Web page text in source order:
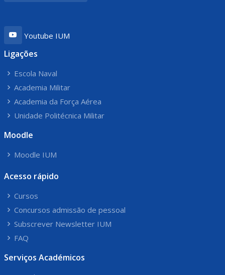
Youtube IUM
Ligações
Escola Naval
Academia Militar
Academia da Força Aérea
Unidade Politécnica Militar
Moodle
Moodle IUM
Acesso rápido
Cursos
Concursos admissão de pessoal
Subscrever Newsletter IUM
FAQ
Serviços Académicos